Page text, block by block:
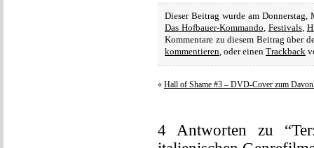
Dieser Beitrag wurde am
Das Hofbauer-Kommando, Festivals,
Kommentare zu diesem Beitrag über
kommentieren, oder einen Trackback
« Hall of Shame #3 – DVD-Cover zum
4 Antworten zu